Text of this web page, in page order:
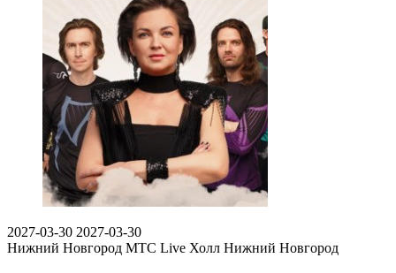
2027-03-30 2027-03-30
Нижний Новгород МТС Live Холл Нижний Новгород